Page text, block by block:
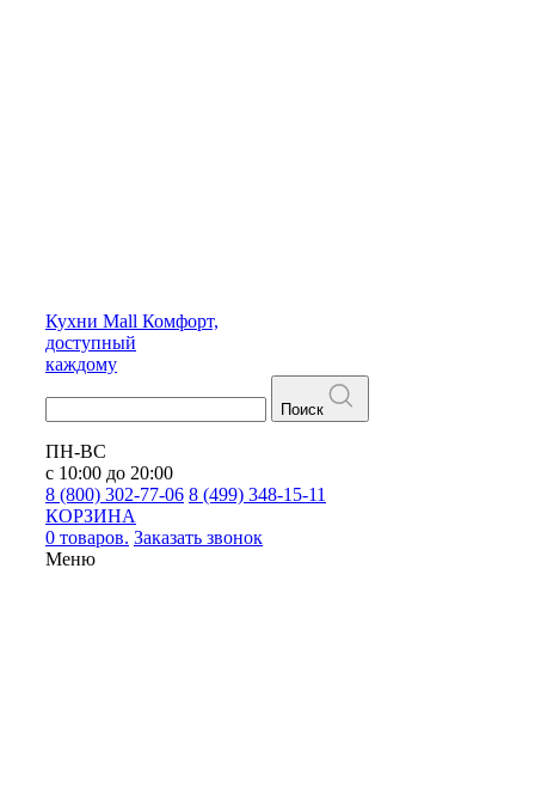
Кухни Mall Комфорт,
доступный
каждому
Поиск
ПН-ВС
с 10:00 до 20:00
8 (800) 302-77-06 8 (499) 348-15-11
КОРЗИНА
0 товаров. Заказать звонок
Меню